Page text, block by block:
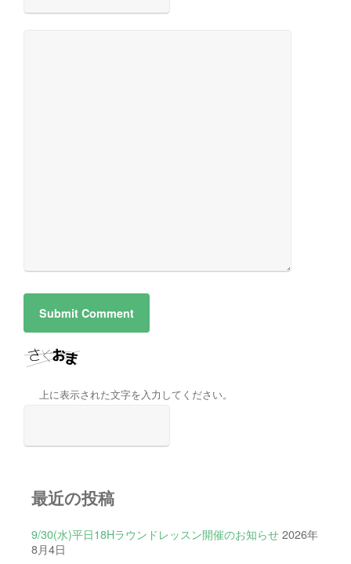
上に表示された文字を入力してください。
最近の投稿
9/30(水)平日18Hラウンドレッスン開催のお知らせ 2026年
8月4日